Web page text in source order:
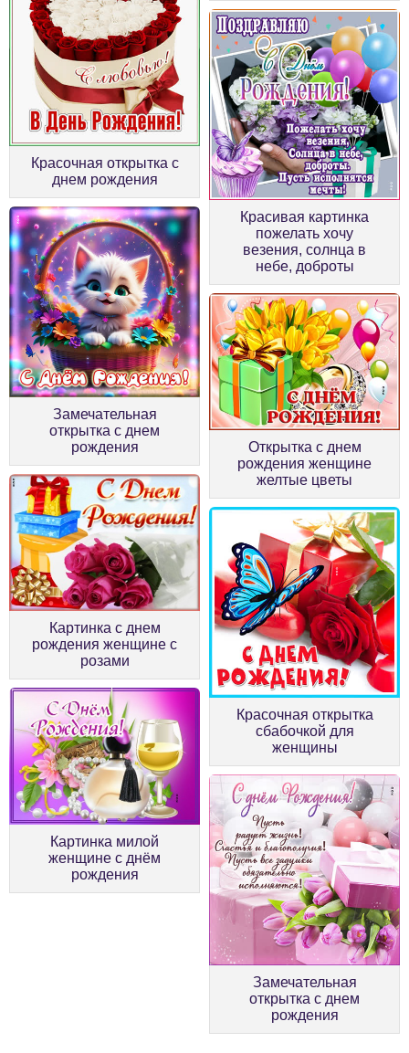
Красочная открытка с
днем рождения
Красивая картинка
пожелать хочу
везения, солнца в
небе, доброты
Замечательная
открытка с днем
рождения
Открытка с днем
рождения женщине
желтые цветы
Картинка с днем
рождения женщине с
розами
Красочная открытка
сбабочкой для
женщины
Картинка милой
женщине с днём
рождения
Замечательная
открытка с днем
рождения